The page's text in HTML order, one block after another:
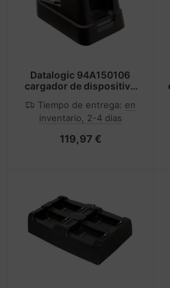
Datalogic 94A150106
cargador de dispositivo
Tiempo de entrega: en
inventario, 2-4 dias
119,97 €